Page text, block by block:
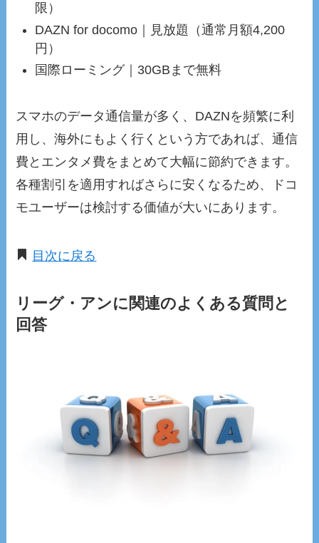
限）
DAZN for docomo｜見放題（通常月額4,200
円）
国際ローミング｜30GBまで無料
スマホのデータ通信量が多く、DAZNを頻繁に利
用し、海外にもよく行くという方であれば、通信
費とエンタメ費をまとめて大幅に節約できます。
各種割引を適用すればさらに安くなるため、ドコ
モユーザーは検討する価値が大いにあります。
目次に戻る
リーグ・アンに関連のよくある質問と
回答